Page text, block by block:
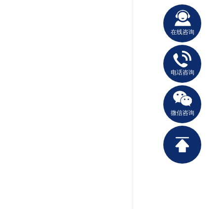
在线咨询
电话咨询
微信咨询